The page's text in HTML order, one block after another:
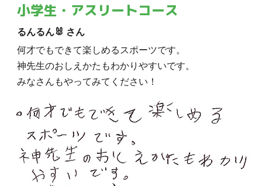
小学生・アスリートコース
るんるん🐰 さん
何才でもできて楽しめるスポーツです。
神先生のおしえかたもわかりやすいです。
みなさんもやってみてください！